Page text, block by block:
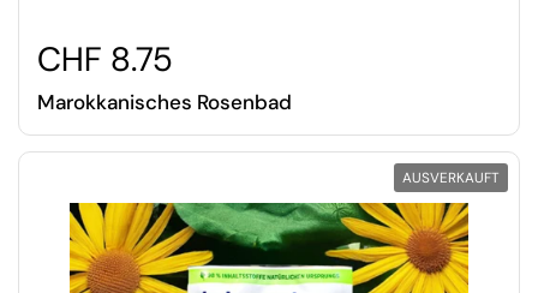
CHF 8.75
Marokkanisches Rosenbad
AUSVERKAUFT